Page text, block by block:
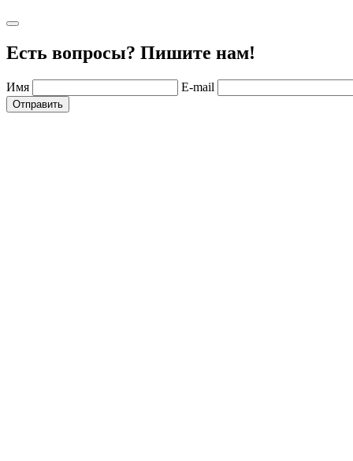
Есть вопросы? Пишите нам!
Имя E-mail